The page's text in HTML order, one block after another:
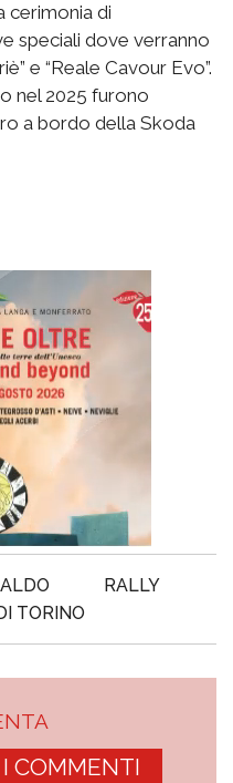
cerimonia di
speciali dove verranno
e “Reale Cavour Evo”.
nel 2025 furono
a bordo della Skoda
RALLY
TORINO
COMMENTI